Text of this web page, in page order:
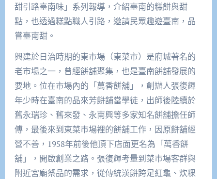
甜引路臺南味」系列報導，介紹臺南的糕餅與甜
點，也透過糕點職人引路，邀請民眾趣遊臺南，品
嘗臺南甜。
興建於日治時期的東市場（東菜市）是府城著名的
老市場之一，曾經餅舖聚集，也是臺南餅舖發展的
要地。位在市場內的「萬香餅舖」，創辦人張復輝
年少時在臺南的品來芳餅舖當學徒，出師後陸續於
舊永瑞珍、舊來發、永南興等多家知名餅舖擔任師
傅，最後來到東菜市場裡的餅舖工作，因原餅舖經
營不善，1958年前後他頂下店面更名為「萬香餅
舖」，開啟創業之路。張復輝考量到菜市場客群與
附近宮廟祭品的需求，從傳統漢餅跨足紅龜、炊粿